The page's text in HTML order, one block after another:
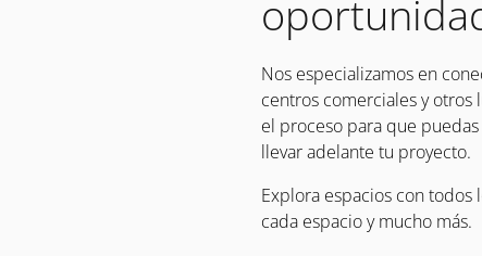
Nos especializamos en
centros comerciales y
el proceso para que
llevar adelante tu proyecto.
Explora espacios con
cada espacio y mucho más.